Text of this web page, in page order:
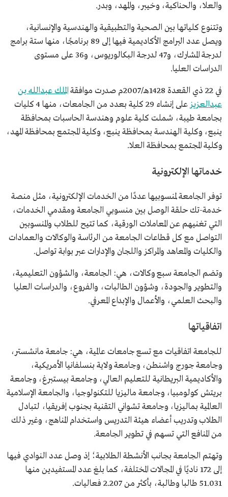
والعلا، والحناكية، وخيبر، والمهد، وبدر.
وتتنوع كلياتها بين الصحية والتطبيقية والهندسية والإنسانية،
ويصل عدد البرامج الأكاديمية فيها إلى 89 برنامجًا، منها ستة برامج
لدرجة المشارك، و47 لدرجة البكالوريوس، و36 على مستوى
الدراسات العليا.
في 22 ذي القعدة 1428هـ/2007م صدرت موافقة
الملك عبدالله بن
عبدالعزيز
على إنشاء 29 كلية بعدد من الجامعات، منها 4 كليات
بجامعة طيبة، شملت كلية علوم وهندسة الحاسبات بمحافظة
ينبع، وكلية الهندسة بمحافظة ينبع، وكلية المجتمع بمحافظة المهد،
وكلية المجتمع بمحافظة العلا.
خدماتها الإلكترونية
توفر الجامعة لمنسوبيها عددًا من الخدمات الإلكترونية، مثل منصة
خدمة-تك حلقة الوصل بين منسوبي الجامعة ومقدمي الخدمات،
التي تغنيهم عن المعاملات الورقية، كما تتيح للطلاب والمنسوبين
التواصل مع كل قطاعات الجامعة من الرئاسة والوكالات والعمادات
والكليات والمعاهد والمراكز واللجان والإدارات عبر بوابة تواصل.
وتضم الجامعة سبع وكالات، هي: الجامعة، والشؤون التعليمية،
والتطوير والجودة، وشؤون الطالبات، والفروع، والدراسات العليا
والبحث العلمي، والأعمال والإبداع المعرفي.
اتفاقياتها
للجامعة اتفاقيات مع تسع جامعات عالمية، هي: جامعة مانشستر،
وجامعة جورج واشنطن، وجامعة ولاية بنسلفانيا الأمريكية،
والأكاديمية البريطانية للتعليم العالي، وجامعة بيستبرغ، وجامعة
بريتش كولومبيا، وجامعة ماليزيا للتكنولوجيا، والجامعة الإسلامية
العالمية بماليزيا، وجامعة تشواني التقنية بجنوب إفريقيا، لتبادل
الطلاب وتدريب أعضاء هيئة التدريس واستخدام المناهج، وغير ذلك
من المنافع التي تسهم في تطوير الجامعة.
وتهتم الجامعة بجانب الأنشطة الطلابية؛ إذ وصل عدد النوادي فيها
إلى 172 ناديًا في المجالات المختلفة، كما بلغ عدد المستفيدين منها
51.031 طالبا وطالبة، بأكثر من 2.207 فعاليات.